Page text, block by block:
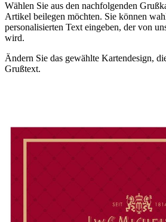
Wählen Sie aus den nachfolgenden
Artikel beilegen möchten. Sie können
personalisierten Text eingeben, der von
wird.
Ändern Sie das gewählte Kartendesign,
Grußtext.